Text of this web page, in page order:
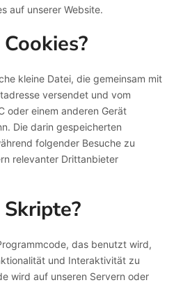
auf unserer Website.
kleine Datei, die gemeinsam mit
versendet und vom
oder einem anderen Gerät
Die darin gespeicherten
folgender Besuche zu
relevanter Drittanbieter
das benutzt wird,
und Interaktivität zu
wird auf unseren Servern oder